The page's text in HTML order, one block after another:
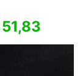
51,83